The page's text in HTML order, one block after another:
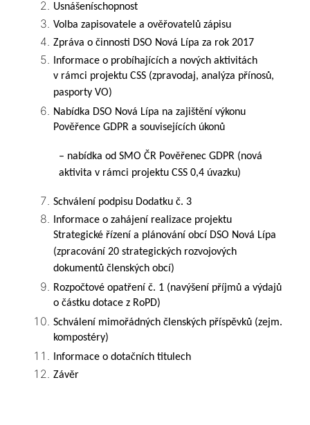
Usnášeníschopnost
Volba zapisovatele a ověřovatelů zápisu
Zpráva o činnosti DSO Nová Lípa za rok 2017
Informace o probíhajících a nových aktivitách
v rámci projektu CSS (zpravodaj, analýza přínosů,
pasporty VO)
Nabídka DSO Nová Lípa na zajištění výkonu
Pověřence GDPR a souvisejících úkonů
– nabídka od SMO ČR Pověřenec GDPR (nová
aktivita v rámci projektu CSS 0,4 úvazku)
Schválení podpisu Dodatku č. 3
Informace o zahájení realizace projektu
Strategické řízení a plánování obcí DSO Nová Lípa
(zpracování 20 strategických rozvojových
dokumentů členských obcí)
Rozpočtové opatření č. 1 (navýšení příjmů a výdajů
o částku dotace z RoPD)
Schválení mimořádných členských příspěvků (zejm.
kompostéry)
Informace o dotačních titulech
Závěr